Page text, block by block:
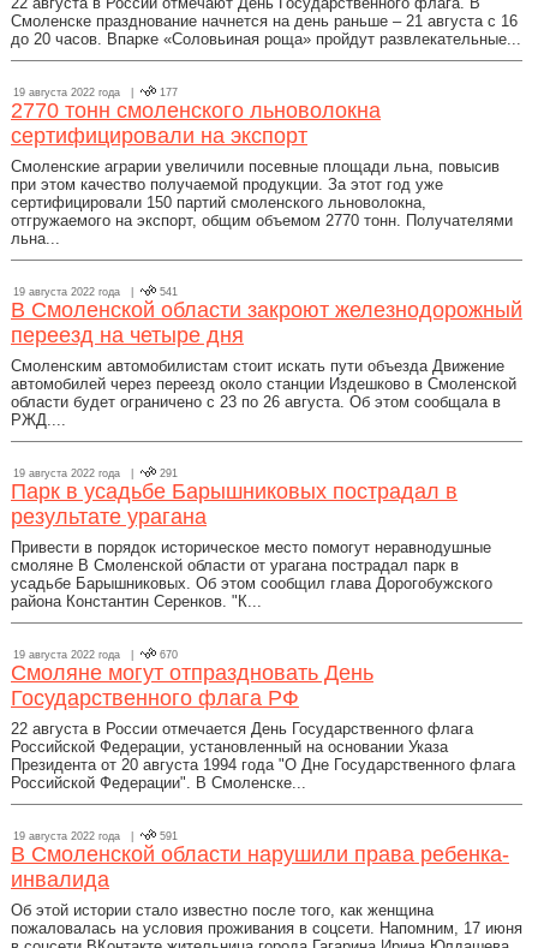
Смоленске празднование начнется на день раньше – 21 августа с 16
до 20 часов. Впарке «Соловьиная роща» пройдут развлекательные...
19 августа 2022 года | 177
2770 тонн смоленского льноволокна
сертифицировали на экспорт
Смоленские аграрии увеличили посевные площади льна, повысив
при этом качество получаемой продукции. За этот год уже
сертифицировали 150 партий смоленского льноволокна,
отгружаемого на экспорт, общим объемом 2770 тонн. Получателями
льна...
19 августа 2022 года | 541
В Смоленской области закроют железнодорожный
переезд на четыре дня
Смоленским автомобилистам стоит искать пути объезда Движение
автомобилей через переезд около станции Издешково в Смоленской
области будет ограничено с 23 по 26 августа. Об этом сообщала в
РЖД....
19 августа 2022 года | 291
Парк в усадьбе Барышниковых пострадал в
результате урагана
Привести в порядок историческое место помогут неравнодушные
смоляне В Смоленской области от урагана пострадал парк в
усадьбе Барышниковых. Об этом сообщил глава Дорогобужского
района Константин Серенков. "К...
19 августа 2022 года | 670
Смоляне могут отпраздновать День
Государственного флага РФ
22 августа в России отмечается День Государственного флага
Российской Федерации, установленный на основании Указа
Президента от 20 августа 1994 года "О Дне Государственного флага
Российской Федерации". В Смоленске...
19 августа 2022 года | 591
В Смоленской области нарушили права ребенка-
инвалида
Об этой истории стало известно после того, как женщина
пожаловалась на условия проживания в соцсети. Напомним, 17 июня